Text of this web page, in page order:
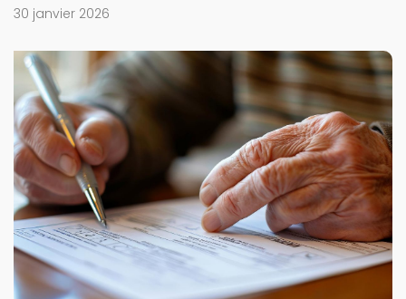
30 janvier 2026